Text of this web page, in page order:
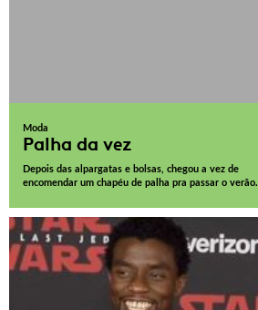
Moda
Palha da vez
Depois das alpargatas e bolsas, chegou a vez de
encomendar um chapéu de palha pra passar o verão.